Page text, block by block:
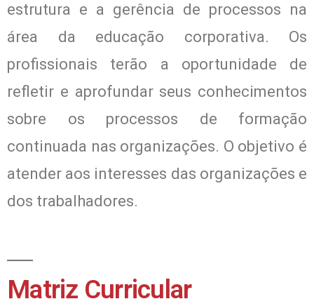
estrutura e a gerência de processos na
área da educação corporativa. Os
profissionais terão a oportunidade de
refletir e aprofundar seus conhecimentos
sobre os processos de formação
continuada nas organizações. O objetivo é
atender aos interesses das organizações e
dos trabalhadores.
Matriz Curricular